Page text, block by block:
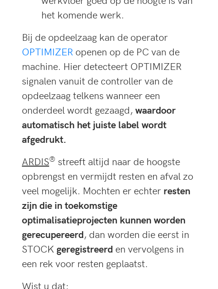
het komende werk.
Bij de opdeelzaag kan de operator
OPTIMIZER openen op de PC van de
machine. Hier detecteert OPTIMIZER
signalen vanuit de controller van de
opdeelzaag telkens wanneer een
onderdeel wordt gezaagd, waardoor
automatisch het juiste label wordt
afgedrukt.
ARDIS® streeft altijd naar de hoogste
opbrengst en vermijdt resten en afval zo
veel mogelijk. Mochten er echter resten
zijn die in toekomstige
optimalisatieprojecten kunnen worden
gerecupereerd, dan worden die eerst in
STOCK geregistreerd en vervolgens in
een rek voor resten geplaatst.
Wist u dat: